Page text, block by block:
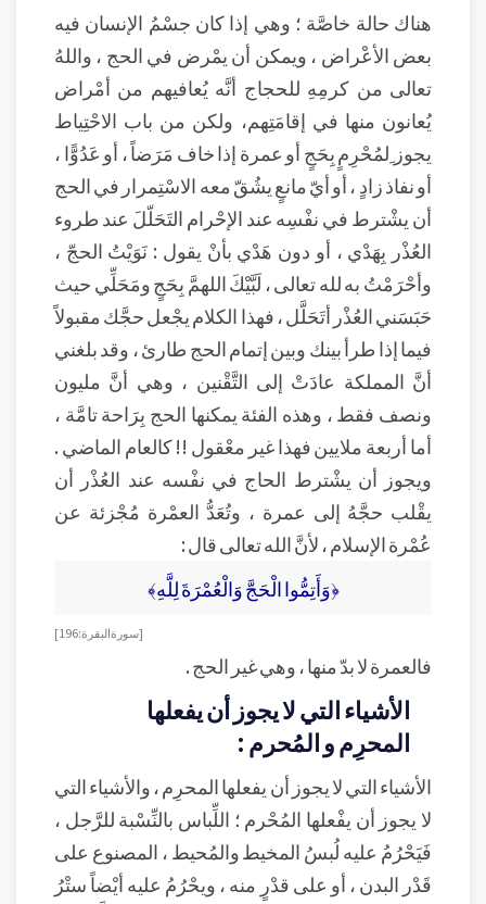
هناك حالة خاصَّة ؛ وهي إذا كان جسْمُ الإنسان فيه
بعض الأعْراض ، ويمكن أن يمْرض في الحج ، واللهُ
تعالى من كرمِهِ للحجاج أنَّه يُعافيهم من أمْراض
يُعانون منها في إقامَتِهم، ولكن من باب الاحْتِياط
يجوز ِلمُحْرِمٍ بِحَجٍ أو عمرة إذا خاف مَرَضاً ، أو عَدُوًّا ،
أو نفاذ زادٍ ، أو أيّ مانعٍ يشُقّ معه الاسْتِمرار في الحج
أن يشْترط في نفْسِه عند الإحْرام التَحَلّلَ عند طروء
العُذْر بِهَدْي ، أو دون هَدْي بأنْ يقول : نَوَيْتُ الحجّ ،
وأحْرَمْتُ به لله تعالى ، لَبَّيْكَ اللهمَّ بِحَجٍ ومَحَلِّي حيث
حَبَسَني العُذْر أتَحَلَّل ، فهذا الكلام يجْعل حجَّك مقبولاً
فيما إذا طرأ بينك وبين إتمام الحج طارئ ، وقد بلغني
أنَّ المملكة عادَتْ إلى التَّقْنين ، وهي أنَّ مليون
ونصف فقط ، وهذه الفئة يمكنها الحج بِرَاحة تامَّة ،
أما أربعة ملايين فهذا غير معْقول !! كالعام الماضي .
ويجوز أن يشْترط الحاج في نفْسه عند العُذْر أن
يقْلب حجَّهُ إلى عمرة ، وتُعَدُّ العمْرة مُجْزئة عن
عُمْرة الإسلام ، لأنَّ الله تعالى قال :
﴿وَأَتِمُّوا الْحَجَّ وَالْعُمْرَةَ لِلَّهِ﴾
[ سورة البقرة : 196]
فالعمرة لا بدّ منها ، وهي غير الحج .
الأشياء التي لا يجوز أن يفعلها
المحرِم و المُحرم :
الأشياء التي لا يجوز أن يفعلها المحرِم ، والأشياء التي
لا يجوز أن يفْعلها المُحْرم ؛ اللِّباس بالنِّسْبة للرَّجل ،
فَيَحْرُمُ عليه لُبسُ المخيط والمُحيط ، المصنوع على
قَدْر البدن ، أو على قدْرٍ منه ، ويحْرُمُ عليه أيْضاً ستْرُ